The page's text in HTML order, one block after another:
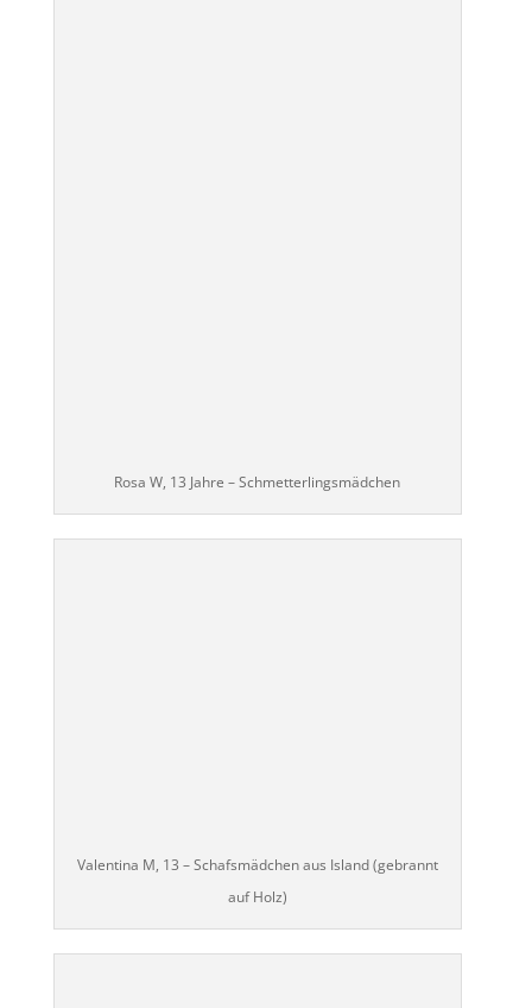
Rosa W, 13 Jahre – Schmetterlingsmädchen
Valentina M, 13 – Schafsmädchen aus Island (gebrannt
auf Holz)